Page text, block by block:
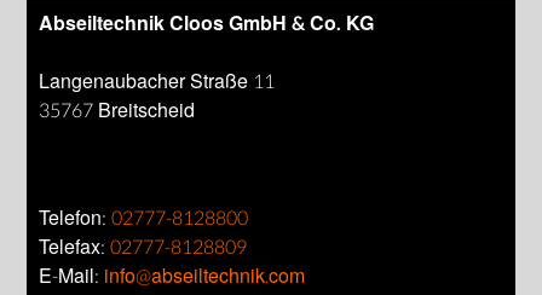
Abseiltechnik Cloos GmbH & Co. KG
Langenaubacher Straße 11
35767 Breitscheid
Telefon:02777-8128800
Telefax:02777-8128809
E-Mail: info@abseiltechnik.com